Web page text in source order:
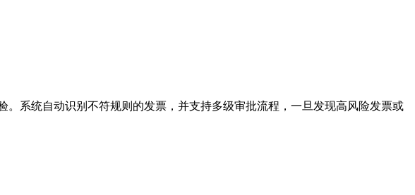
系统自动识别不符规则的发票，并支持多级审批流程，一旦发现高风险发票或